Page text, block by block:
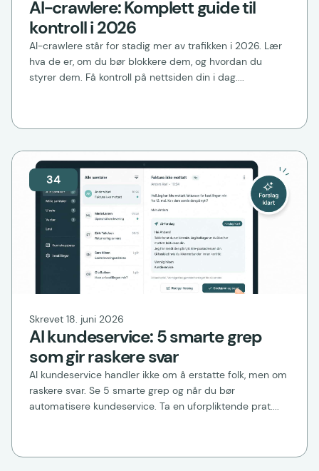
AI-crawlere: Komplett guide til
kontroll i 2026
AI-crawlere står for stadig mer av trafikken i 2026. Lær
hva de er, om du bør blokkere dem, og hvordan du
styrer dem. Få kontroll på nettsiden din i dag....
34
Skrevet 18. juni 2026
AI kundeservice: 5 smarte grep
som gir raskere svar
AI kundeservice handler ikke om å erstatte folk, men om
raskere svar. Se 5 smarte grep og når du bør
automatisere kundeservice. Ta en uforpliktende prat....